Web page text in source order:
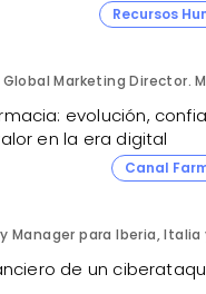
Recursos
evolución,
en la era digital
Canal
de un